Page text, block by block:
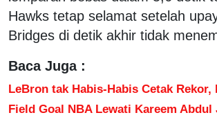
Hawks tetap selamat setelah
Bridges di detik akhir tidak
Baca Juga :
LeBron tak Habis-Habis Cetak Rekor,
Field Goal NBA Lewati Kareem Abdul